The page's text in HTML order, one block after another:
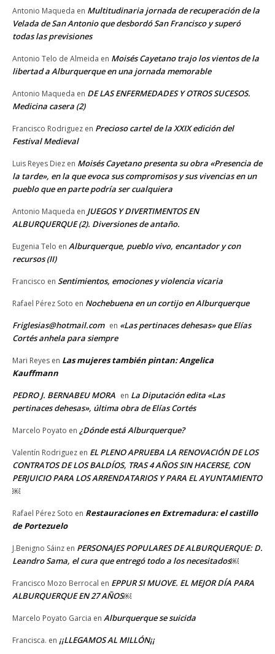
Antonio Maqueda en Multitudinaria jornada de recuperación de la
Velada de San Antonio que desbordó San Francisco y superó
todas las previsiones
Antonio Telo de Almeida en Moisés Cayetano trajo los vientos de la
libertad a Alburquerque en una jornada memorable
Antonio Maqueda en DE LAS ENFERMEDADES Y OTROS SUCESOS.
Medicina casera (2)
Francisco Rodriguez en Precioso cartel de la XXIX edición del
Festival Medieval
Luis Reyes Diez en Moisés Cayetano presenta su obra «Presencia de
la tarde», en la que evoca sus compromisos y sus vivencias en un
pueblo que en parte podría ser cualquiera
Antonio Maqueda en JUEGOS Y DIVERTIMENTOS EN
ALBURQUERQUE (2). Diversiones de antaño.
Eugenia Telo en Alburquerque, pueblo vivo, encantador y con
recursos (II)
Francisco en Sentimientos, emociones y violencia vicaria
Rafael Pérez Soto en Nochebuena en un cortijo en Alburquerque
Friglesias@hotmail.com en «Las pertinaces dehesas» que Elías
Cortés anhela para siempre
Mari Reyes en Las mujeres también pintan: Angelica
Kauffmann
PEDRO J. BERNABEU MORA en La Diputación edita «Las
pertinaces dehesas», última obra de Elías Cortés
Marcelo Poyato en ¿Dónde está Alburquerque?
Valentín Rodriguez en EL PLENO APRUEBA LA RENOVACIÓN DE LOS
CONTRATOS DE LOS BALDÍOS, TRAS 4 AÑOS SIN HACERSE, CON
PERJUICIO PARA LOS ARRENDATARIOS Y PARA EL AYUNTAMIENTO
￼
Rafael Pérez Soto en Restauraciones en Extremadura: el castillo
de Portezuelo
J.Benigno Sáinz en PERSONAJES POPULARES DE ALBURQUERQUE: D.
Leandro Sama, el cura que entregó todo a los necesitados￼
Francisco Mozo Berrocal en EPPUR SI MUOVE. EL MEJOR DÍA PARA
ALBURQUERQUE EN 27 AÑOS￼
Marcelo Poyato Garcia en Alburquerque se suicida
Francisca. en ¡¡LLEGAMOS AL MILLÓN¡¡